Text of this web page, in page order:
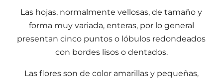
Las hojas, normalmente vellosas, de tamaño y
forma muy variada, enteras, por lo general
presentan cinco puntos o lóbulos redondeados
con bordes lisos o dentados.
Las flores son de color amarillas y pequeñas,